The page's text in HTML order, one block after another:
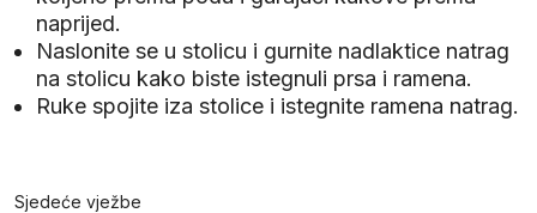
naprijed.
Naslonite se u stolicu i gurnite nadlaktice natrag
na stolicu kako biste istegnuli prsa i ramena.
Ruke spojite iza stolice i istegnite ramena natrag.
Sjedeće vježbe